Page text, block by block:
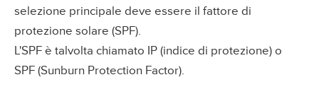
selezione principale deve essere il fattore di
protezione solare (SPF).
L'SPF è talvolta chiamato IP (indice di protezione) o
SPF (Sunburn Protection Factor).